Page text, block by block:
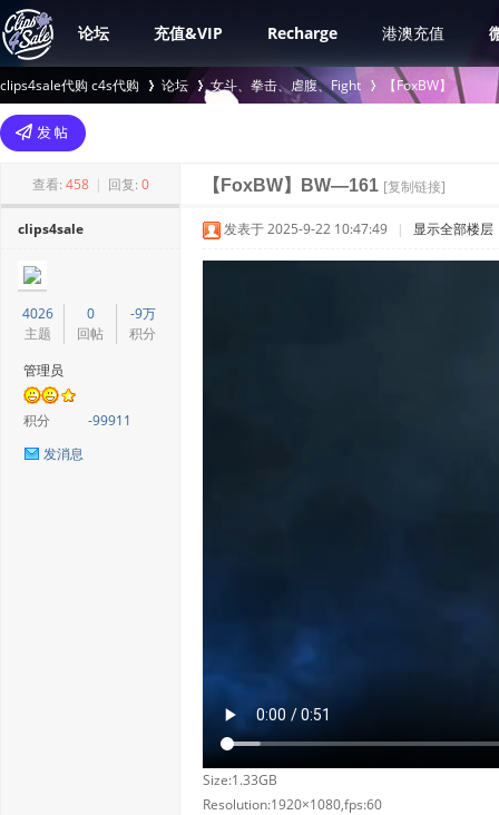
论坛 充值&VIP Recharge 港澳充值
clips4sale代购 c4s代购
>
论坛 女斗、拳击、虐腹、Fight
›
【FoxBW】
查看: 458 | 回复: 0 【FoxBW】BW—161 [复制链接]
clips4sale
4026
主题
0
回帖
-9万
积分
管理员
积分
-99911
发消息
发表于 2025-9-22 10:47:49 | 显示全部楼层
Size:1.33GB
Resolution:1920×1080,fps:60